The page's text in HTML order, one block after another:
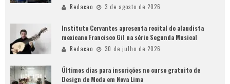
Redacao 3 de agosto de 2026
Instituto Cervantes apresenta recital do alaudista
mexicano Francisco Gil na série Segunda Musical
Redacao 30 de julho de 2026
Últimos dias para inscrições no curso gratuito de
Design de Moda em Nova Lima